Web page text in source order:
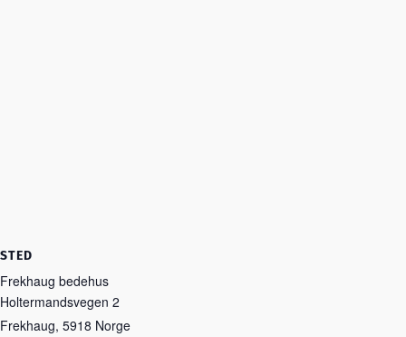
STED
Frekhaug bedehus
Holtermandsvegen 2
Frekhaug, 5918 Norge